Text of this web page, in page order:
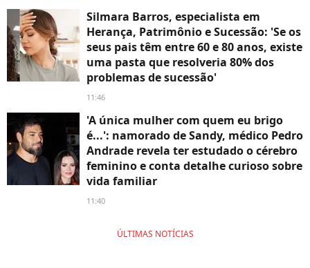
Silmara Barros, especialista em
Herança, Patrimônio e Sucessão: 'Se os
seus pais têm entre 60 e 80 anos, existe
uma pasta que resolveria 80% dos
problemas de sucessão'
11:46
'A única mulher com quem eu brigo
é...': namorado de Sandy, médico Pedro
Andrade revela ter estudado o cérebro
feminino e conta detalhe curioso sobre
vida familiar
11:40
ÚLTIMAS NOTÍCIAS